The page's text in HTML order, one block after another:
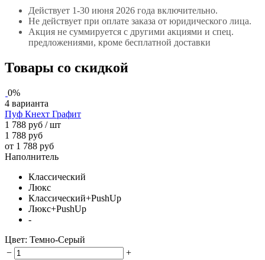
действует 1-30 июня 2026 года включительно.
не действует при оплате заказа от юридического лица.
акция не суммируется с другими акциями и спец.
предложениями, кроме бесплатной доставки
Товары со скидкой
0%
4 варианта
Пуф Кнехт Графит
1 788 руб / шт
1 788 руб
от 1 788 руб
Наполнитель
Классический
Люкс
Классический+PushUp
Люкс+PushUp
-
Цвет: Темно-Серый
−
+